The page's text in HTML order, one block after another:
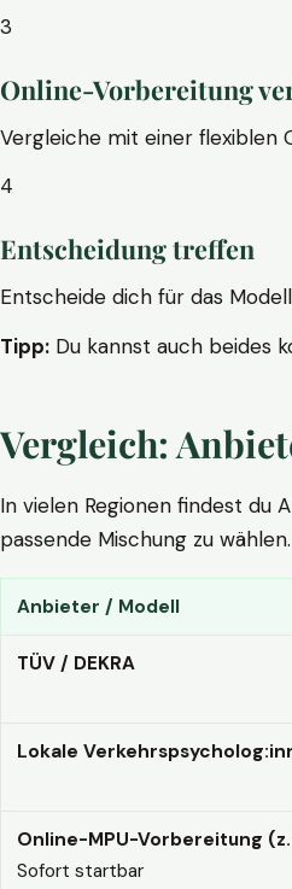
3
Online-Vorbereitung
Vergleiche mit einer flexiblen
4
Entscheidung treffen
Entscheide dich für das
Tipp: Du kannst auch beides
Vergleich:
In vielen Regionen findest du
passende Mischung zu wählen.
Anbieter / Modell
TÜV / DEKRA
Lokale
Online-MPU-Vorbereitung (z.
Sofort startbar